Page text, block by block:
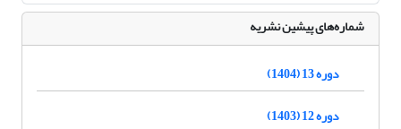
شماره‌های پیشین نشریه
دوره 13 (1404)
دوره 12 (1403)